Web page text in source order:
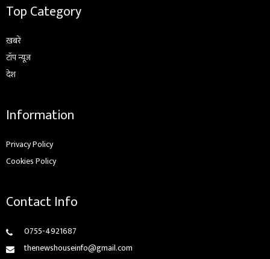
Top Category
ख़बरें
टॉप न्यूज़
देश
Information
Privacy Policy
Cookies Policy
Contact Info
0755-4921687
thenewshouseinfo@gmail.com